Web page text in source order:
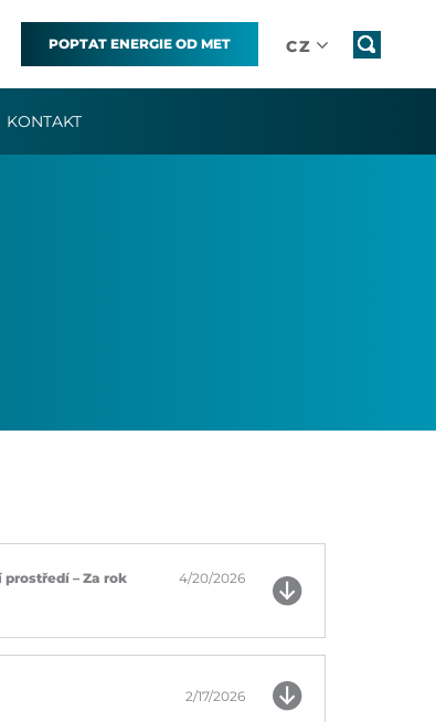
POPTAT ENERGIE OD MET CZ
KONTAKT
– Za rok
4/20/2026
2/17/2026